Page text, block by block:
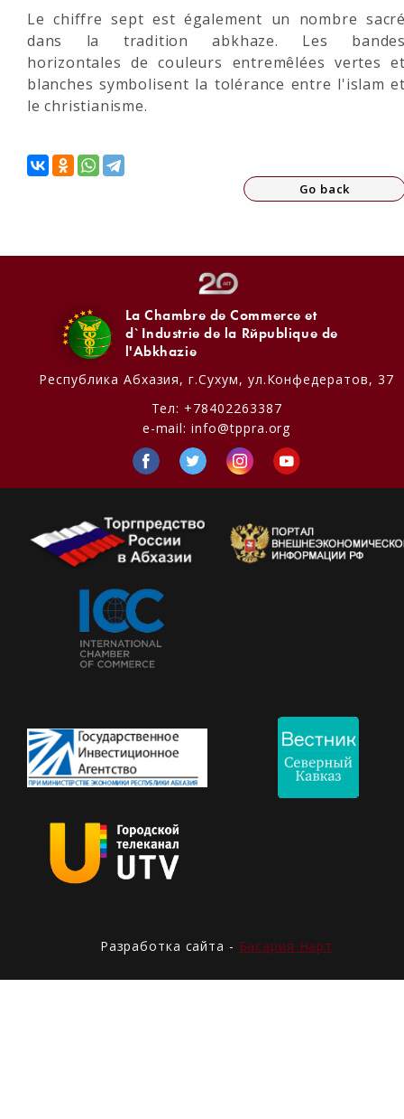
Le chiffre sept est également un nombre
dans la tradition abkhaze. Les
horizontales de couleurs entremêlées vertes
blanches symbolisent la tolérance entre l'islam
le christianisme.
Go back
La Chambre de Commerce et
d`Industrie de la République de
l'Abkhazie
Республика Абхазия, г.Сухум, ул.Конфедератов, 37
Тел: +78402263387
e-mail:info@tppra.org
Разработка сайта - Басария Нарт